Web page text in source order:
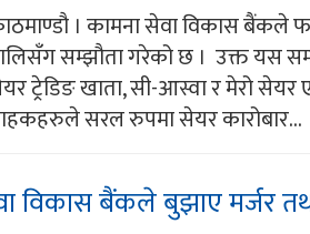
। कामना सेवा विकास बैंकले
सम्झौता गरेको छ । उक्त यस
ट्रेडिङ खाता, सी-आस्वा र मेरो
सरल रुपमा सेयर कारोबार...
विकास बैंकले बुझाए मर्जर